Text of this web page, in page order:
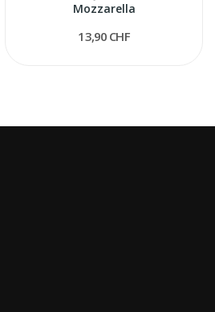
Mozzarella
13,90 CHF